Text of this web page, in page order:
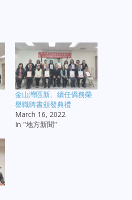
金山灣區新、續任僑務榮
譽職聘書頒發典禮
March 16, 2022
In "地方新聞"